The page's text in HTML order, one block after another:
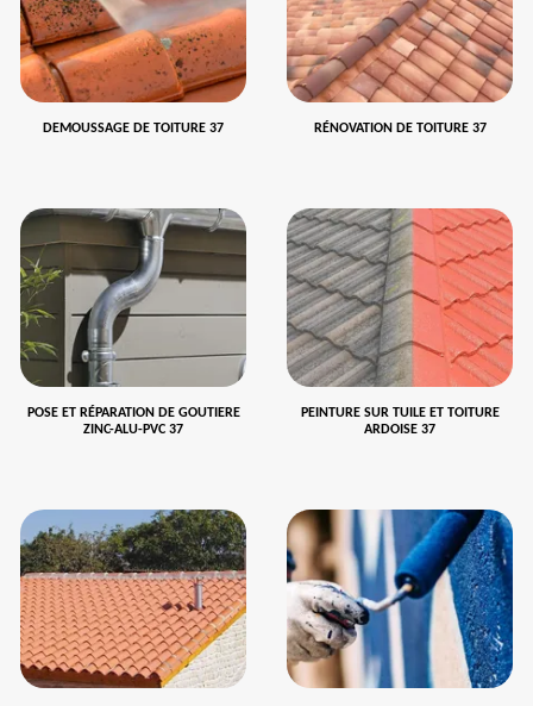
DEMOUSSAGE DE TOITURE 37 RÉNOVATION DE TOITURE 37
POSE ET RÉPARATION DE GOUTIERE
ZINC-ALU-PVC 37
PEINTURE SUR TUILE ET TOITURE
ARDOISE 37